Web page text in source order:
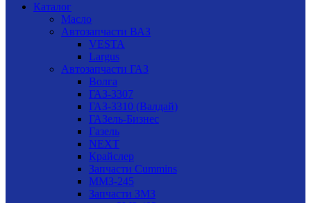
Каталог
Масло
Автозапчасти ВАЗ
VESTA
Largus
Автозапчасти ГАЗ
Волга
ГАЗ-3307
ГАЗ-3310 (Валдай)
ГАЗель-Бизнес
Газель
NEXT
Крайслер
Запчасти Cummins
ММЗ-245
Запчасти ЗМЗ